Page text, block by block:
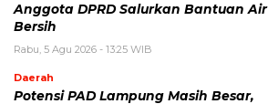
Anggota DPRD Salurkan Bantuan Air
Bersih
Rabu, 5 Agu 2026 - 13:25 WIB
Daerah
Potensi PAD Lampung Masih Besar,